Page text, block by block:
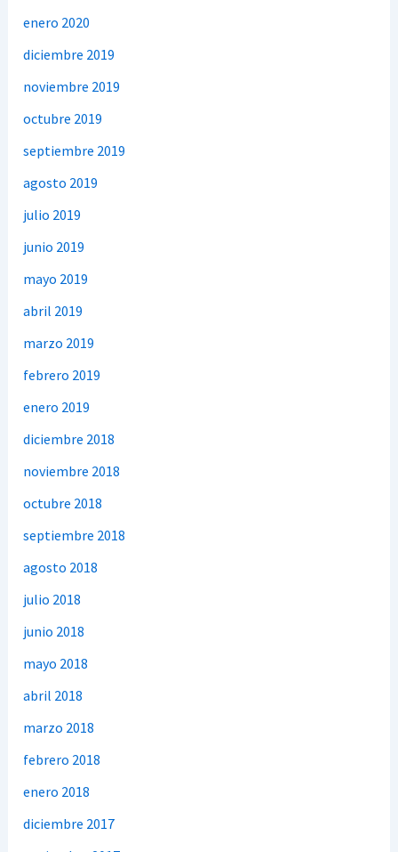
enero 2020
diciembre 2019
noviembre 2019
octubre 2019
septiembre 2019
agosto 2019
julio 2019
junio 2019
mayo 2019
abril 2019
marzo 2019
febrero 2019
enero 2019
diciembre 2018
noviembre 2018
octubre 2018
septiembre 2018
agosto 2018
julio 2018
junio 2018
mayo 2018
abril 2018
marzo 2018
febrero 2018
enero 2018
diciembre 2017